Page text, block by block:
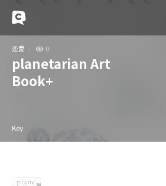
恋愛 0
planetarian Art
Book+
Key